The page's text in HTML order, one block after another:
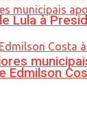
Lula à
Edmilson